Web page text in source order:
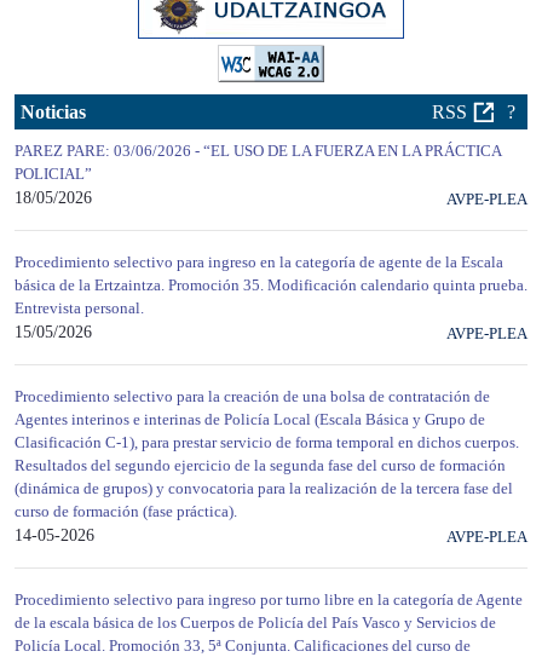
Noticias RSS ?
PAREZ PARE: 03/06/2026 - “EL USO DE LA FUERZA EN LA PRÁCTICA
POLICIAL”
18/05/2026
AVPE-PLEA
Procedimiento selectivo para ingreso en la categoría de agente de la Escala
básica de la Ertzaintza. Promoción 35. Modificación calendario quinta prueba.
Entrevista personal.
15/05/2026
AVPE-PLEA
Procedimiento selectivo para la creación de una bolsa de contratación de
Agentes interinos e interinas de Policía Local (Escala Básica y Grupo de
Clasificación C-1), para prestar servicio de forma temporal en dichos cuerpos.
Resultados del segundo ejercicio de la segunda fase del curso de formación
(dinámica de grupos) y convocatoria para la realización de la tercera fase del
curso de formación (fase práctica).
14-05-2026
AVPE-PLEA
Procedimiento selectivo para ingreso por turno libre en la categoría de Agente
de la escala básica de los Cuerpos de Policía del País Vasco y Servicios de
Policía Local. Promoción 33, 5ª Conjunta. Calificaciones del curso de